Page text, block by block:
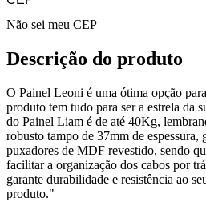
Não sei meu CEP
Descrição do produto
O Painel Leoni é uma ótima opção
produto tem tudo para ser a estrela da
do Painel Liam é de até 40Kg,
robusto tampo de 37mm de espessura,
puxadores de MDF revestido, sendo
facilitar a organização dos cabos por
garante durabilidade e resistência ao
produto."